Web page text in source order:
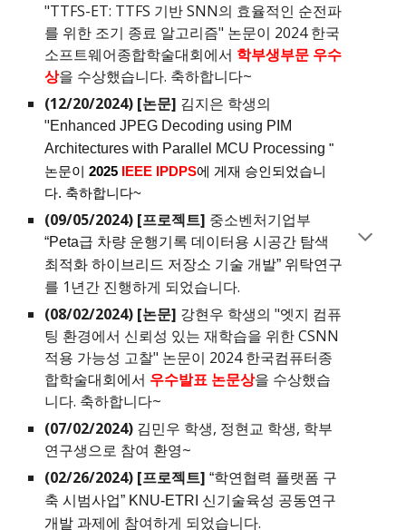
"TTFS-ET: TTFS 기반 SNN의 효율적인 순전파
를 위한 조기 종료 알고리즘" 논문이 2024 한국
소프트웨어종합학술대회에서 학부생부문 우수
상을 수상했습니다. 축하합니다~
(12/20/2024) [논문] 김지은 학생의
"Enhanced JPEG Decoding using PIM
Architectures with Parallel MCU Processing "
논문이2025 IEEE IPDPS에 게재 승인되었습니
다. 축하합니다~
(09/05/2024) [프로젝트] 중소벤처기업부
“Peta급 차량 운행기록 데이터용 시공간 탐색
최적화 하이브리드 저장소 기술 개발” 위탁연구
를 1년간 진행하게 되었습니다.
(08/02/2024) [논문] 강현우 학생의 "엣지 컴퓨
팅 환경에서 신뢰성 있는 재학습을 위한 CSNN
적용 가능성 고찰" 논문이 2024 한국컴퓨터종
합학술대회에서 우수발표 논문상을 수상했습
니다. 축하합니다~
(07/02/2024) 김민우 학생, 정현교 학생, 학부
연구생으로 참여 환영~
(02/26/2024) [프로젝트]“학연협력 플랫폼 구
축 시범사업” KNU-ETRI 신기술육성 공동연구
개발 과제 에 참여하게 되었습니다.